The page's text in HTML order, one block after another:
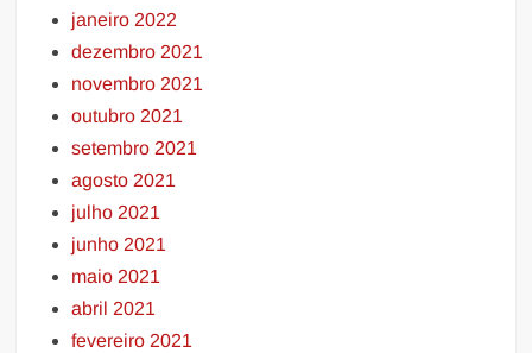
janeiro 2022
dezembro 2021
novembro 2021
outubro 2021
setembro 2021
agosto 2021
julho 2021
junho 2021
maio 2021
abril 2021
fevereiro 2021